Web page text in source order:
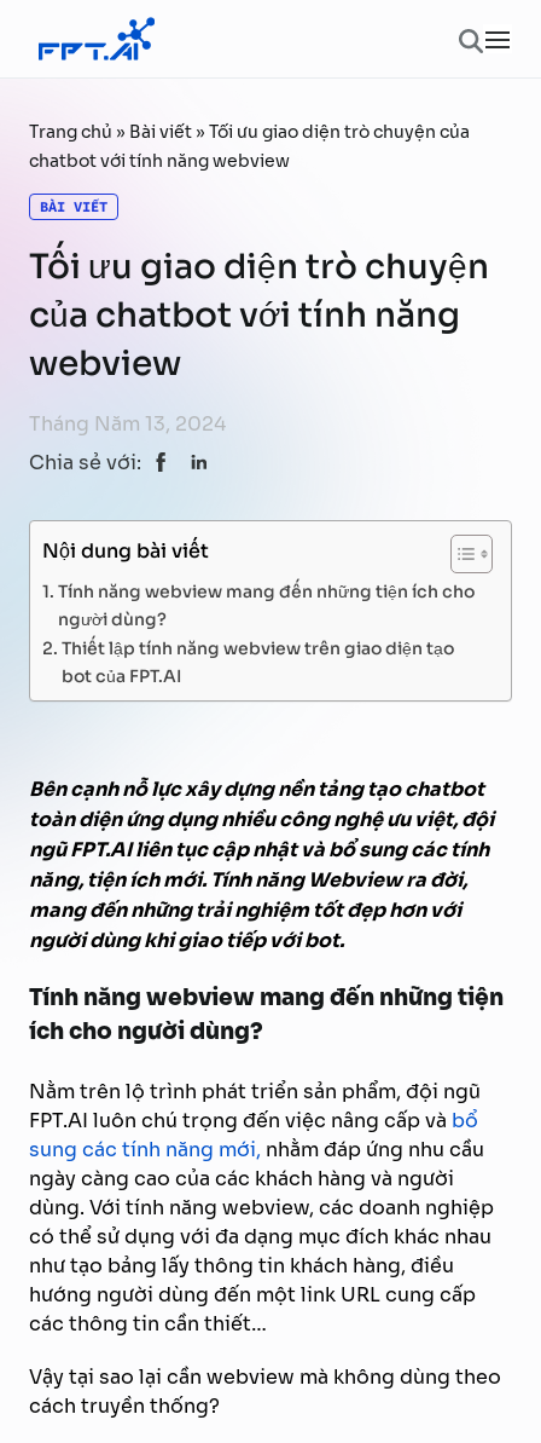
Chuyển đến phần nội dung
Trang chủ » Bài viết»​Tối ưu giao diện trò chuyện của
chatbot với tính năng webview
BÀI VIẾT
​Tối ưu giao diện trò chuyện
của chatbot với tính năng
webview
Tháng Năm 13, 2024
Chia sẻ với:
Nội dung bài viết
Tính năng webview mang đến những tiện ích cho
người dùng?
Thiết lập tính năng webview trên giao diện tạo
bot của FPT.AI
Bên cạnh nỗ lực xây dựng nền tảng tạo chatbot
toàn diện ứng dụng nhiều công nghệ ưu việt, đội
ngũ FPT.AI liên tục cập nhật và bổ sung các tính
năng, tiện ích mới. Tính năng Webview ra đời,
mang đến những trải nghiệm tốt đẹp hơn với
người dùng khi giao tiếp với bot.
Tính năng webview mang đến những tiện
ích cho người dùng?
Nằm trên lộ trình phát triển sản phẩm, đội ngũ
FPT.AI luôn chú trọng đến việc nâng cấp và bổ
sung các tính năng mới, nhằm đáp ứng nhu cầu
ngày càng cao của các khách hàng và người
dùng. Với tính năng webview, các doanh nghiệp
có thể sử dụng với đa dạng mục đích khác nhau
như tạo bảng lấy thông tin khách hàng, điều
hướng người dùng đến một link URL cung cấp
các thông tin cần thiết…
Vậy tại sao lại cần webview mà không dùng theo
cách truyền thống?